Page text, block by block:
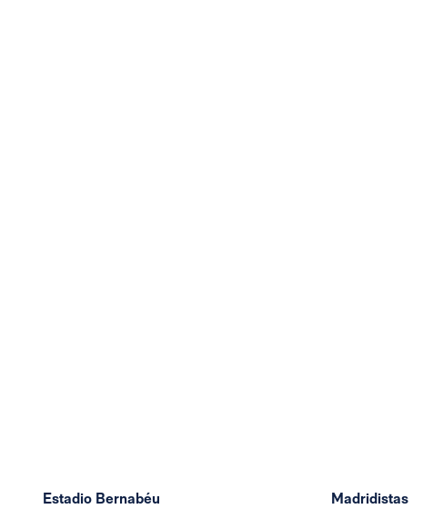
Estadio Bernabéu Madridistas